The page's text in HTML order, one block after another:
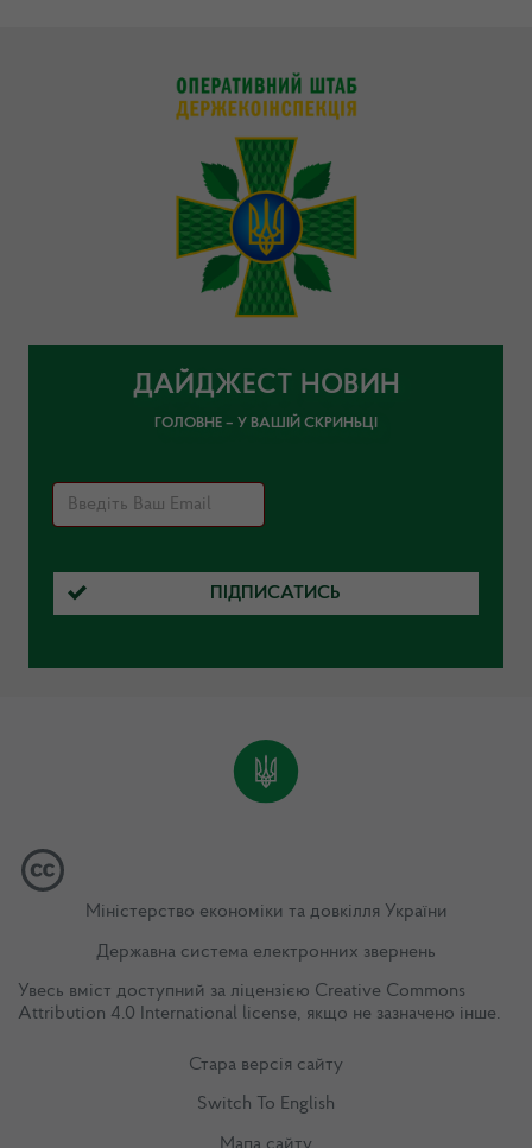
ДАЙДЖЕСТ НОВИН
ГОЛОВНЕ – У ВАШІЙ СКРИНЬЦІ
ПІДПИСАТИСЬ
Міністерство економіки та довкілля України
Державна система електронних звернень
Увесь вміст доступний за ліцензією Creative Commons
Attribution 4.0 International license, якщо не зазначено інше.
Стара версія сайту
Switch To English
Мапа сайту